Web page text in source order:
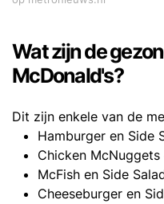
Wat zijn de
McDonald's?
Dit zijn enkele van de
Hamburger en Side
Chicken
McFish en Side
Cheeseburger en